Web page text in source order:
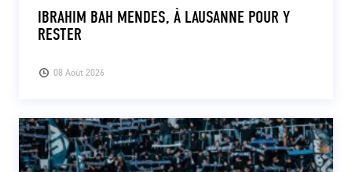
08 Août 2026
IBRAHIM BAH MENDES, À LAUSANNE POUR Y
RESTER